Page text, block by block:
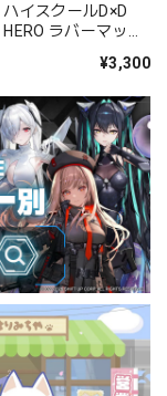
ハイスクールD×D
HERO ラバーマット
¥3,300